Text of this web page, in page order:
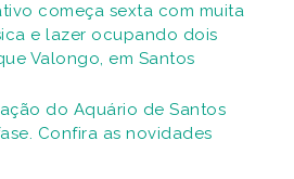
começa sexta com muita
e lazer ocupando dois
Valongo, em Santos
do Aquário de Santos
Confira as novidades